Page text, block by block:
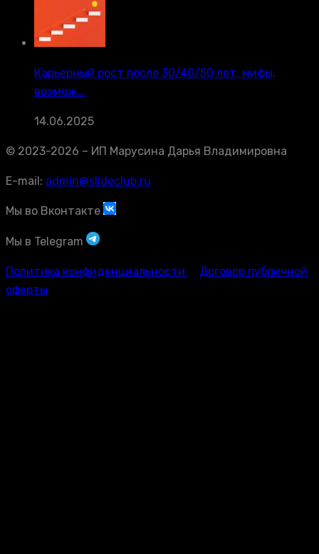
Карьерный рост после 30/40/50 лет: мифы,
возмож...
14.06.2025
© 2023-2026 – ИП Марусина Дарья Владимировна
E-mail: admin@slideclub.ru
Мы во Вконтакте
Мы в Telegram
Политика конфиденциальности
Договор публичной
оферты